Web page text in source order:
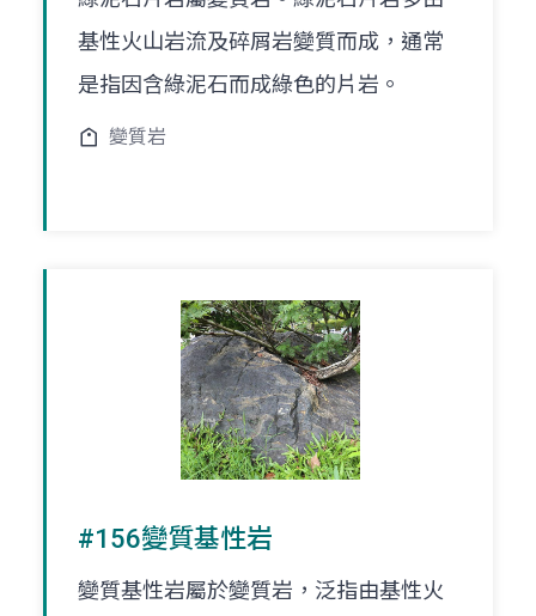
基性火山岩流及碎屑岩變質而成，通常
是指因含綠泥石而成綠色的片岩。
變質岩
#156變質基性岩
變質基性岩屬於變質岩，泛指由基性火